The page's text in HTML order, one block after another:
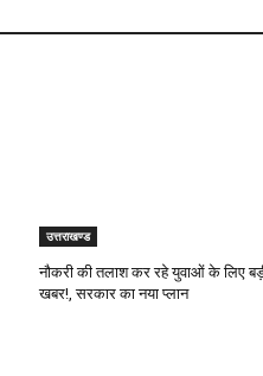
उत्तराखण्ड
नौकरी की तलाश कर रहे युवाओं के लिए
खबर!, सरकार का नया प्लान